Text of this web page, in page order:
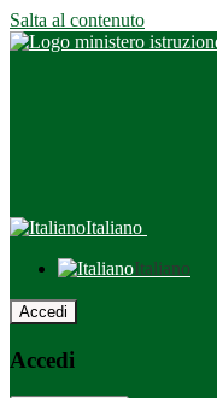
Salta al contenuto
Italiano
Italiano
Accedi
Accedi